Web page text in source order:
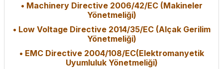
• Machinery Directive 2006/42/EC (Makineler
Yönetmeliği)
• Low Voltage Directive 2014/35/EC (Alçak Gerilim
Yönetmeliği)
• EMC Directive 2004/108/EC(Elektromanyetik
Uyumluluk Yönetmeliği)